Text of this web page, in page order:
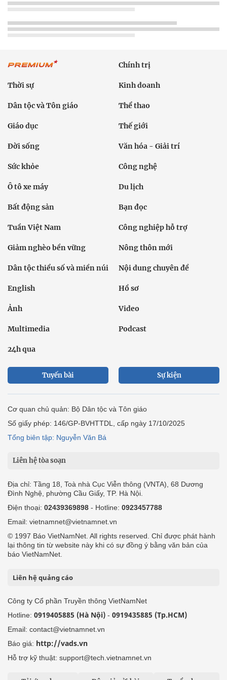
Chính trị
Thời sự Kinh doanh
Dân tộc và Tôn giáo Thể thao
Giáo dục Thế giới
Đời sống Văn hóa - Giải trí
Sức khỏe Công nghệ
Ô tô xe máy Du lịch
Bất động sản Bạn đọc
Tuần Việt Nam Công nghiệp hỗ trợ
Giảm nghèo bền vững Nông thôn mới
Dân tộc thiểu số và miền núi Nội dung chuyên đề
English Hồ sơ
Ảnh Video
Multimedia Podcast
24h qua
Tuyến bài Sự kiện
Cơ quan chủ quản: Bộ Dân tộc và Tôn giáo
Số giấy phép: 146/GP-BVHTTDL, cấp ngày 17/10/2025
Tổng biên tập: Nguyễn Văn Bá
Liên hệ tòa soạn
Địa chỉ: Tầng 18, Toà nhà Cục Viễn thông (VNTA), 68 Dương
Đình Nghệ, phường Cầu Giấy, TP. Hà Nội.
Điện thoại: 02439369898 - Hotline: 0923457788
Email: vietnamnet@vietnamnet.vn
© 1997 Báo VietNamNet. All rights reserved. Chỉ được phát hành
lại thông tin từ website này khi có sự đồng ý bằng văn bản của
báo VietNamNet.
Liên hệ quảng cáo
Công ty Cổ phần Truyền thông VietNamNet
Hotline: 0919405885 (Hà Nội) - 0919435885 (Tp.HCM)
Email: contact@vietnamnet.vn
Báo giá: http://vads.vn
Hỗ trợ kỹ thuật: support@tech.vietnamnet.vn